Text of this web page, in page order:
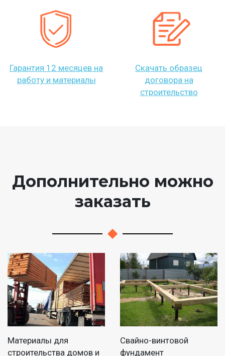
Гарантия 12 месяцев на
работу и материалы
Скачать образец
договора на
строительство
Дополнительно можно
заказать
Материалы для
строительства домов и
Свайно-винтовой
фундамент